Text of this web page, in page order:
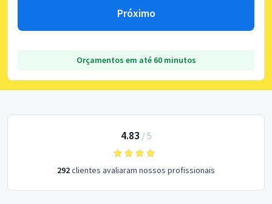
Próximo
Orçamentos em até 60 minutos
4.83 / 5
292clientes avaliaram nossos profissionais